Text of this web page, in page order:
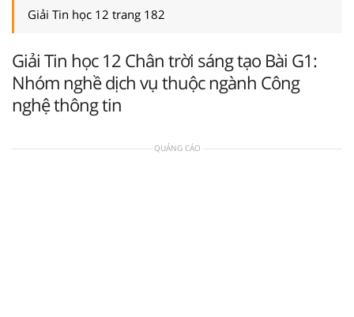
Giải Tin học 12 trang 182
Giải Tin học 12 Chân trời sáng tạo Bài G1:
Nhóm nghề dịch vụ thuộc ngành Công
nghệ thông tin
QUẢNG CÁO